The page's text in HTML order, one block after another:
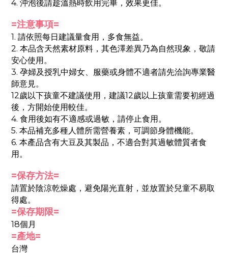
4. 沖泡後請趁溫熱時飲用完畢，效果更佳。
=注意事項=
1. 請依照每日建議量食用，多食無益。
2. 本品含天然素材原料，其色澤差異乃為自然現象，敬請
安心使用。
3. 孕婦及授乳中婦女、服藥或身體不適者請先洽詢專業醫
師意見。
12歲以下孩童不建議使用，建議12歲以上孩童需要初經過
後，方開始使用較佳。
4. 食用後如有不適感或過敏，請停止食用。
5. 本品補充多種人體所需營養素，可調節身體機能。
6. 本產品含有大豆及其製品，不適合對其過敏體質者食
用。
=保存方法=
請置於陰涼乾燥處，避免陽光直射，並放置於兒童不易取
得處。
=保存期限=
18個月
=產地=
台灣